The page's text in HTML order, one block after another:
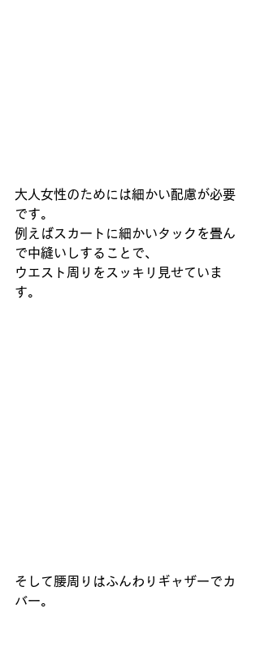
大人女性のためには細かい配慮が必要
です。
例えばスカートに細かいタックを畳ん
で中縫いしすることで、
ウエスト周りをスッキリ見せていま
す。
そして腰周りはふんわりギャザーでカ
バー。